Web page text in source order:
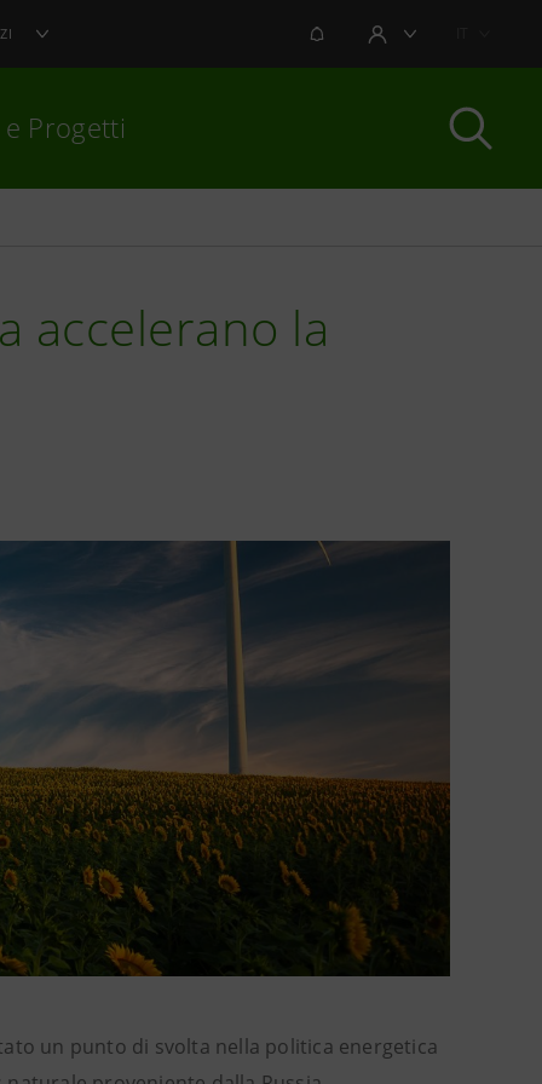
NOTIFICHEAREA UTENTE
e Progetti
accelerano la
un punto di svolta nella politica energetica